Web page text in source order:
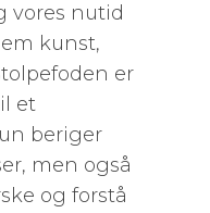
vores nutid
kunst,
er
et
beriger
men også
og forstå